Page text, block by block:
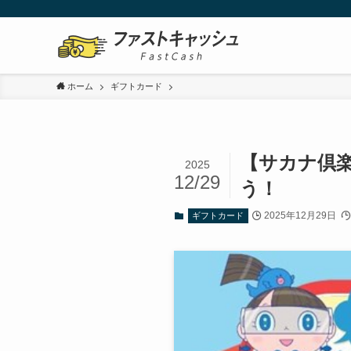
ホーム ギフトカード
【サカナ倶
う！
2025
12/29
ギフトカード 2025年12月29日